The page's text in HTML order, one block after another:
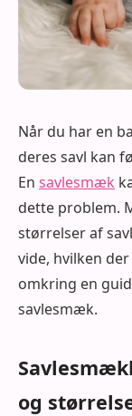
Når du har en
deres savl kan
En savlesmæk
dette problem.
størrelser af
vide, hvilken
omkring en
savlesmæk.
og